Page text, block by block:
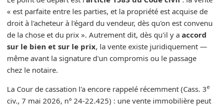
« est parfaite entre les parties, et la propriété est acquise de
droit à l'acheteur à l'égard du vendeur, dès qu'on est convenu
de la chose et du prix ». Autrement dit, dès qu'il y a accord
sur le bien et sur le prix, la vente existe juridiquement —
même avant la signature d'un compromis ou le passage
chez le notaire.
La Cour de cassation l'a encore rappelé récemment (Cass. 3e
civ., 7 mai 2026, n° 24-22.425) : une vente immobilière peut